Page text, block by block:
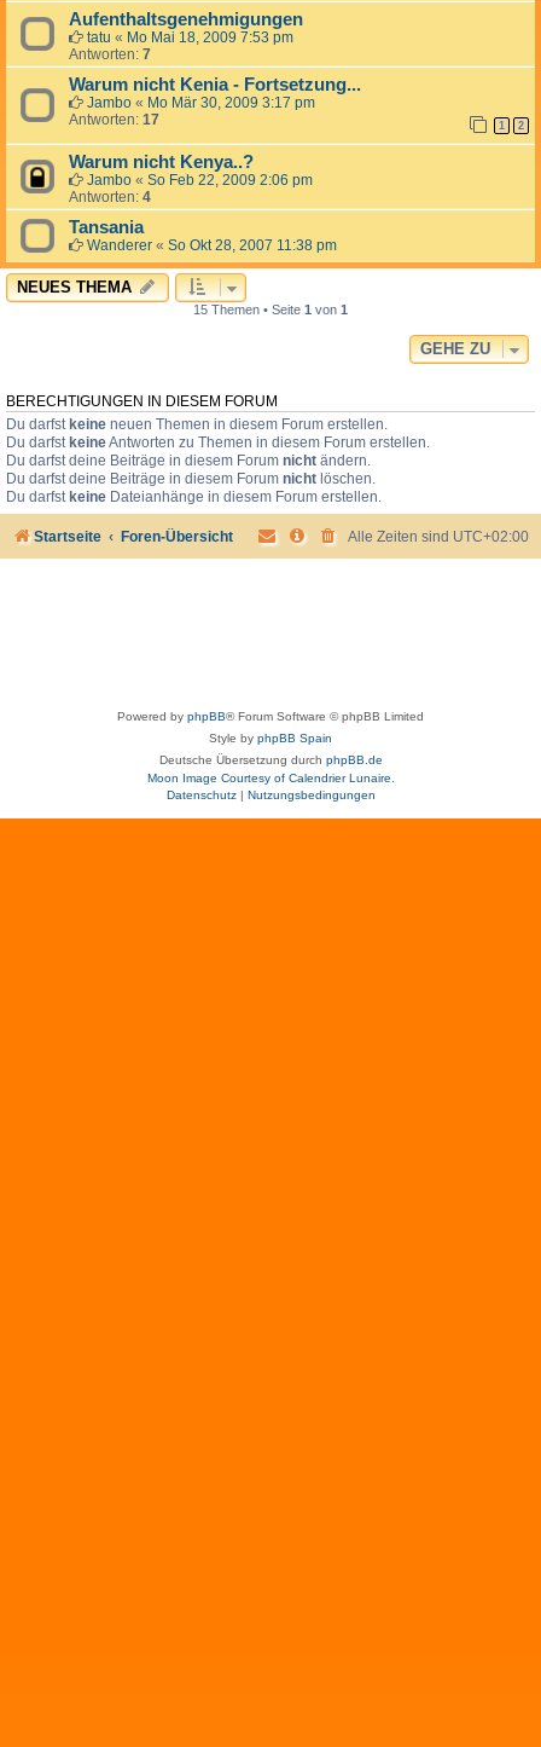
Aufenthaltsgenehmigungen
tatu « Mo Mai 18, 2009 7:53 pm
Antworten: 7
Warum nicht Kenia - Fortsetzung...
Jambo « Mo Mär 30, 2009 3:17 pm
Antworten: 17 1 2
Warum nicht Kenya..?
Jambo « So Feb 22, 2009 2:06 pm
Antworten: 4
Tansania
Wanderer « So Okt 28, 2007 11:38 pm
NEUES THEMA
15 Themen • Seite 1 von 1
GEHE ZU
BERECHTIGUNGEN IN DIESEM FORUM
Du darfst keine neuen Themen in diesem Forum erstellen.
Du darfst keineAntworten zu Themen in diesem Forum erstellen.
Du darfst deine Beiträge in diesem Forum nicht ändern.
Du darfst deine Beiträge in diesem Forum nicht löschen.
Du darfst keine Dateianhänge in diesem Forum erstellen.
Startseite Foren-Übersicht Alle Zeiten sind UTC+02:00
Powered by phpBB® Forum Software © phpBB Limited
Style by phpBB Spain
Deutsche Übersetzung durch phpBB.de
Moon Image Courtesy of Calendrier Lunaire.
Datenschutz| Nutzungsbedingungen